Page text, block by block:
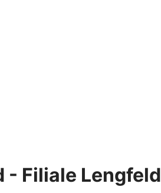
- Filiale Lengfeld